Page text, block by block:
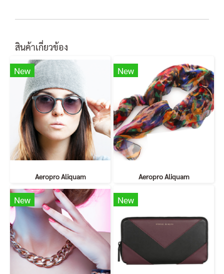
สินค้าเกี่ยวข้อง
New
Aeropro Aliquam
New
Aeropro Aliquam
New New